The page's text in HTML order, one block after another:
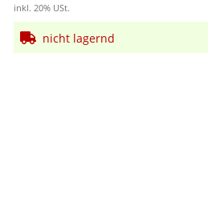
inkl. 20% USt.
nicht lagernd